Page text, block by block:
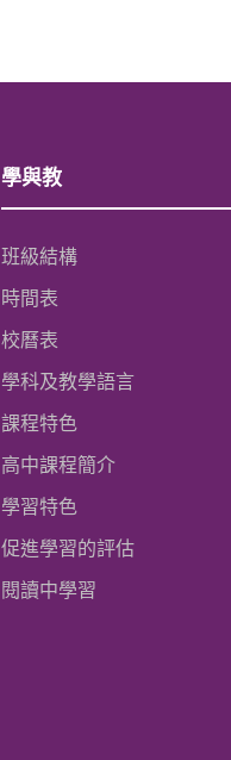
學與教
班級結構
時間表
校曆表
學科及教學語言
課程特色
高中課程簡介
學習特色
促進學習的評估
閱讀中學習